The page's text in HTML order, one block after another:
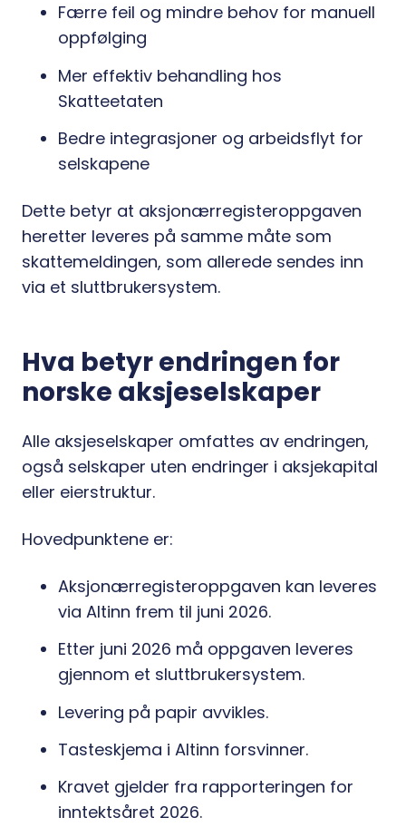
Færre feil og mindre behov for manuell
oppfølging
Mer effektiv behandling hos
Skatteetaten
Bedre integrasjoner og arbeidsflyt for
selskapene
Dette betyr at aksjonærregisteroppgaven
heretter leveres på samme måte som
skattemeldingen, som allerede sendes inn
via et sluttbrukersystem.
Hva betyr endringen for
norske aksjeselskaper
Alle aksjeselskaper omfattes av endringen,
også selskaper uten endringer i aksjekapital
eller eierstruktur.
Hovedpunktene er:
Aksjonærregisteroppgaven kan leveres
via Altinn frem til juni 2026.
Etter juni 2026 må oppgaven leveres
gjennom et sluttbrukersystem.
Levering på papir avvikles.
Tasteskjema i Altinn forsvinner.
Kravet gjelder fra rapporteringen for
inntektsåret 2026.